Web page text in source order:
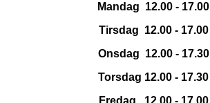
Mandag 12.00 - 17.00
Tirsdag 12.00 - 17.00
Onsdag 12.00 - 17.30
Torsdag 12.00 - 17.30